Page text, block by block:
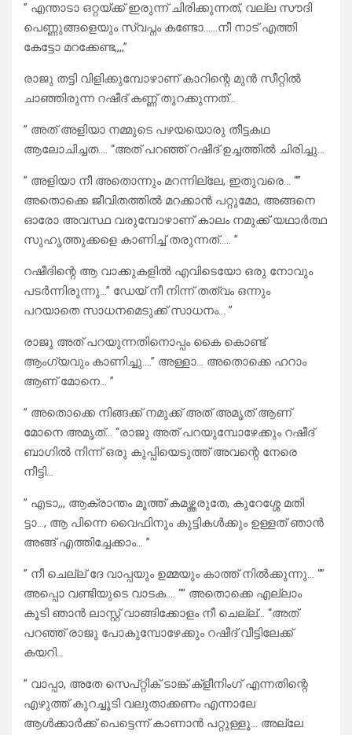
” എന്താടാ ഒറ്റയ്ക്ക് ഇരുന്ന് ചിരിക്കുന്നത്, വല്ല സൗദി
പെണ്ണുങ്ങളെയും സ്വപ്നം കണ്ടോ……നീ നാട് എത്തി
കേട്ടോ മറക്കേണ്ട,,,,”
രാജു തട്ടി വിളിക്കുമ്പോഴാണ് കാറിന്റെ മുൻ സീറ്റിൽ
ചാഞ്ഞിരുന്ന റഷീദ് കണ്ണ് തുറക്കുന്നത്…
” അത് അളിയാ നമ്മുടെ പഴയയൊരു തീട്ടകഥ
ആലോചിച്ചത…. “അത് പറഞ്ഞ് റഷീദ് ഉച്ചത്തിൽ ചിരിച്ചു…
” അളിയാ നീ അതൊന്നും മറന്നില്ലേ, ഇതുവരെ… “”
അതൊക്കെ ജീവിതത്തിൽ മറക്കാൻ പറ്റുമോ, അങ്ങനെ
ഓരോ അവസ്ഥ വരുമ്പോഴാണ് കാലം നമുക്ക് യഥാർത്ഥ
സുഹൃത്തുക്കളെ കാണിച്ച് തരുന്നത്….. ”
റഷീദിന്റെ ആ വാക്കുകളിൽ എവിടെയോ ഒരു നോവും
പടർന്നിരുന്നു…” ഡേയ് നീ നിന്ന് തത്വം ഒന്നും
പറയാതെ സാധനമെടുക്ക് സാധനം… ”
രാജു അത് പറയുന്നതിനൊപ്പം കൈ കൊണ്ട്
ആംഗ്യവും കാണിച്ചു….” അള്ളാ… അതൊക്കെ ഹറാം
ആണ് മോനെ… ”
” അതൊക്കെ നിങ്ങക്ക് നമുക്ക് അത് അമൃത് ആണ്
മോനെ അമൃത്… “രാജു അത് പറയുമ്പോഴേക്കും റഷീദ്
ബാഗിൽ നിന്ന് ഒരു കുപ്പിയെടുത്ത് അവന്റെ നേരെ
നീട്ടി…
” എടാ,,, ആക്രാന്തം മൂത്ത് കമഴ്ത്തരുതേ, കുറേശ്ശേ മതി
ട്ടാ…, ആ പിന്നെ വൈഫിനും കുട്ടികൾക്കും ഉള്ളത് ഞാൻ
അങ്ങ് എത്തിച്ചേക്കാം… ”
” നീ ചെല്ല് ദേ വാപ്പയും ഉമ്മയും കാത്ത് നിൽക്കുന്നു… “”
അപ്പൊ വണ്ടിയുടെ വാടക…. “” അതൊക്കെ എല്ലാം
കൂടി ഞാൻ ലാസ്റ്റ് വാങ്ങിക്കോളം നീ ചെല്ല്… “അത്
പറഞ്ഞ് രാജു പോകുമ്പോഴേക്കും റഷീദ് വീട്ടിലേക്ക്
കയറി…
” വാപ്പാ, അതേ സെപ്റ്റിക് ടാങ്ക് ക്ളീനിംഗ് എന്നതിന്റെ
എഴുത്ത് കുറച്ചൂടി വലുതാക്കണം എന്നാലേ
ആൾക്കാർക്ക് പെട്ടെന്ന് കാണാൻ പറ്റുള്ളൂ… അല്ലേ